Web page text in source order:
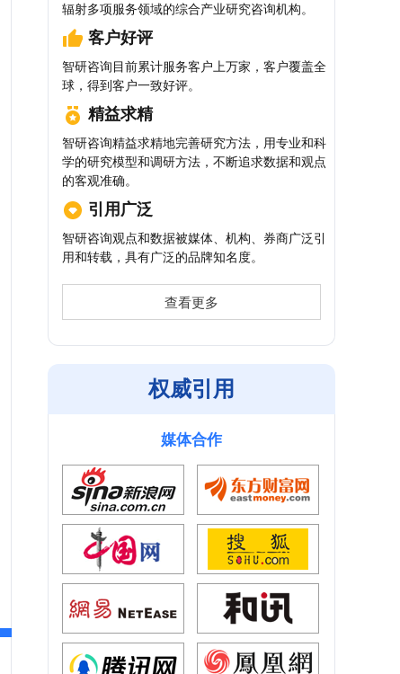
辐射多项服务领域的综合产业研究咨询机构。
客户好评
智研咨询目前累计服务客户上万家，客户覆盖全
球，得到客户一致好评。
精益求精
智研咨询精益求精地完善研究方法，用专业和科
学的研究模型和调研方法，不断追求数据和观点
的客观准确。
引用广泛
智研咨询观点和数据被媒体、机构、券商广泛引
用和转载，具有广泛的品牌知名度。
查看更多
权威引用
媒体合作